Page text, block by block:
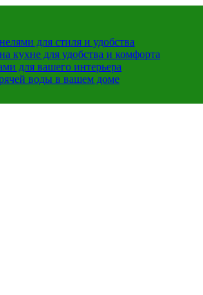
для стиля и удобства
кухне для удобства и комфорта
для вашего интерьера
воды в вашем доме